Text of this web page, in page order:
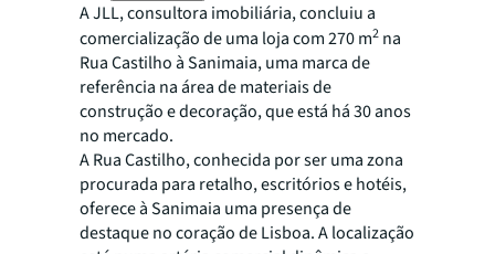
A JLL, consultora imobiliária, concluiu a
comercialização de uma loja com 270 m2 na
Rua Castilho à Sanimaia, uma marca de
referência na área de materiais de
construção e decoração, que está há 30 anos
no mercado.
A Rua Castilho, conhecida por ser uma zona
procurada para retalho, escritórios e hotéis,
oferece à Sanimaia uma presença de
destaque no coração de Lisboa. A localização